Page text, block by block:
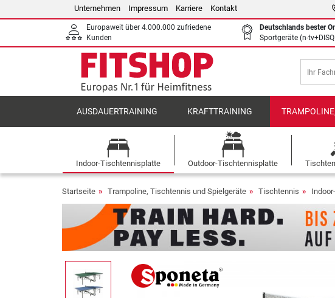
Unternehmen Impressum Karriere Kontakt
Europaweit über 4.000.000 zufriedene
Kunden
Deutschlands bester
Sportgeräte (n-
AUSDAUERTRAINING KRAFTTRAINING
Indoor-Tischtennisplatte Outdoor-Tischtennisplatte
Startseite Trampoline, Tischtennis und Spielgeräte Tischtennis